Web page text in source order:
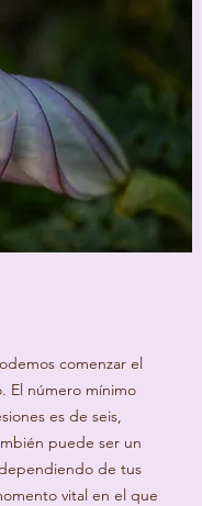
comenzar el
El número mínimo
es de seis,
puede ser un
de tus
vital en el que